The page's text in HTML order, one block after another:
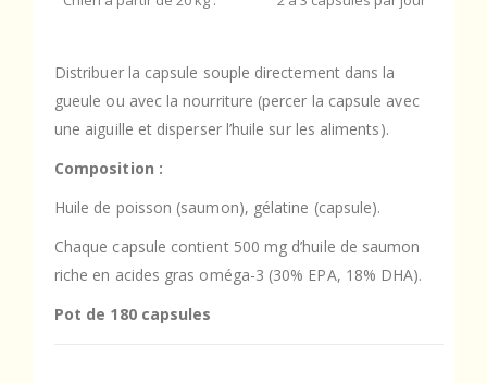
Distribuer la capsule souple directement dans la
gueule ou avec la nourriture (percer la capsule avec
une aiguille et disperser l’huile sur les aliments).
Composition :
Huile de poisson (saumon), gélatine (capsule).
Chaque capsule contient 500 mg d’huile de saumon
riche en acides gras oméga-3 (30% EPA, 18% DHA).
Pot de 180 capsules